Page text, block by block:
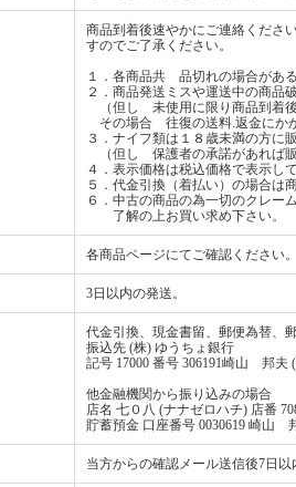
商品到着後速やかにご連絡くださ
すのでご了承ください。
１．各商品共 品切れの場合があ
２．商品発送ミスや運送中の商
（但し 未使用に限り商品到着
その場合 往復の送料.返金にか
３．ナイフ類は１８歳未満の方に
（但し 保護者の承諾があれば販
４．表示価格は税込価格で表示し
５．代金引換（着払い）の場合は
６．中古の商品の為一切のクレー
了解の上お買い求め下さい。
各商品ページにてご確認ください。
3日以内の発送。
代金引換、現金書留、郵便為替、
振込先 (株) ゆうちょ銀行
記号 17000 番号 306191崎山 邦夫
他金融機関から振り込みの場合
店名 七０八 (ナナゼロハチ) 店番
貯蓄預金 口座番号 0030619 崎山
当方からの確認メール送信後7日以